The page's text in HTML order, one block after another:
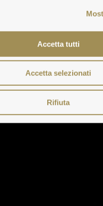
Accetta tutti
Accetta selezionati
Rifiuta